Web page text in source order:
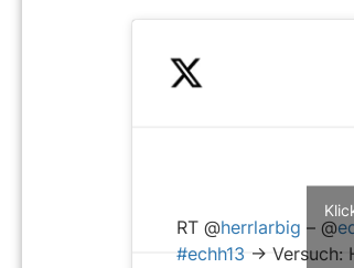
RT @herrlarbig – @
#echh13 -> Versuch: